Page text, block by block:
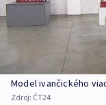
Model ivančického
Zdroj: ČT24